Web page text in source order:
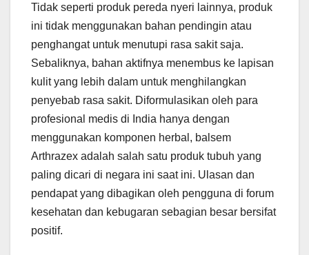
Tidak seperti produk pereda nyeri lainnya, produk
ini tidak menggunakan bahan pendingin atau
penghangat untuk menutupi rasa sakit saja.
Sebaliknya, bahan aktifnya menembus ke lapisan
kulit yang lebih dalam untuk menghilangkan
penyebab rasa sakit. Diformulasikan oleh para
profesional medis di India hanya dengan
menggunakan komponen herbal, balsem
Arthrazex adalah salah satu produk tubuh yang
paling dicari di negara ini saat ini. Ulasan dan
pendapat yang dibagikan oleh pengguna di forum
kesehatan dan kebugaran sebagian besar bersifat
positif.